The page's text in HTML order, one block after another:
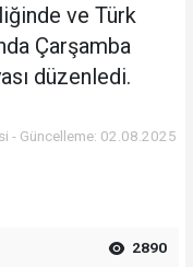
ve Türk
Çarşamba
düzenledi.
- Güncelleme: 02.08.2025
2890